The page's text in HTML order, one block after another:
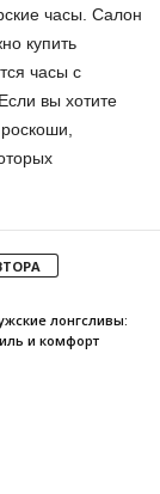
часы. Салон
купить
часы с
вы хотите
лонгсливы:
и комфорт